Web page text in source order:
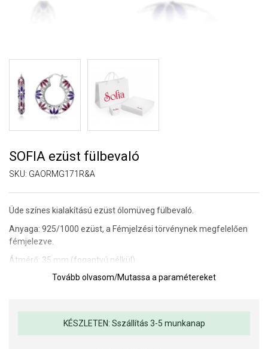
SOFIA ezüst fülbevaló
SKU: GAORMG171R&A
Üde színes kialakítású ezüst ólomüveg fülbevaló.
Anyaga: 925/1000 ezüst, a Fémjelzési törvénynek megfelelően
fémjelezve.
Átmérő: 35 mm (fogantyú nélkül)
Tovább olvasom/Mutassa a paramétereket
KÉSZLETEN: Sszállítás 3-5 munkanap